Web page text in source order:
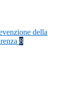
della
8